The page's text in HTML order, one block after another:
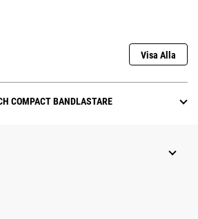
Visa Alla
COMPACT BANDLASTARE